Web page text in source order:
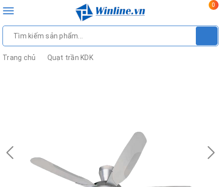
Toggle
0
Trang chủ Quạt trần KDK